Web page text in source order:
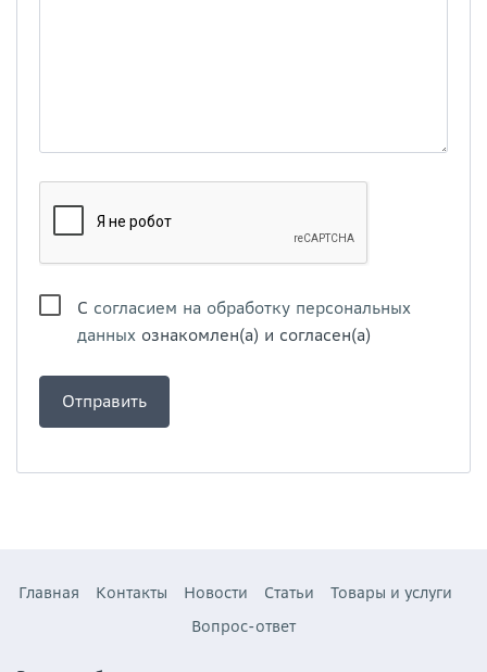
С согласием на обработку персональных
данных ознакомлен(а) и согласен(а)
Главная Контакты Новости Статьи
Товары и услуги
Вопрос-ответ